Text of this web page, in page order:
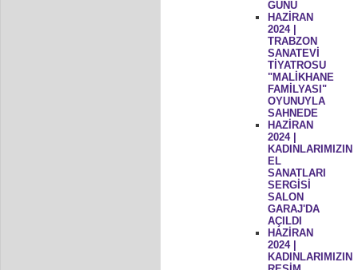
GÜNÜ
HAZİRAN
2024 |
TRABZON
SANATEVİ
TİYATROSU
"MALİKHANE
FAMİLYASI"
OYUNUYLA
SAHNEDE
HAZİRAN
2024 |
KADINLARIMIZIN
EL
SANATLARI
SERGİSİ
SALON
GARAJ'DA
AÇILDI
HAZİRAN
2024 |
KADINLARIMIZIN